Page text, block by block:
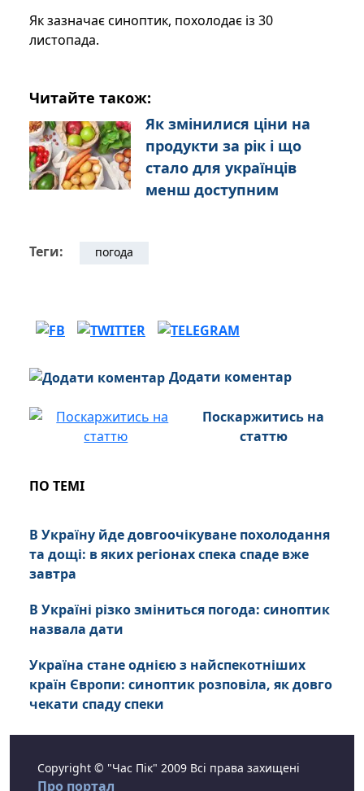
Як зазначає синоптик, похолодає із 30
листопада.
Читайте також:
Як змінилися ціни на
продукти за рік і що
стало для українців
менш доступним
Теги: погода
Додати коментар
Поскаржитись на
статтю
ПО ТЕМІ
В Україну йде довгоочікуване похолодання
та дощі: в яких регіонах спека спаде вже
завтра
В Україні різко зміниться погода: синоптик
назвала дати
Україна стане однією з найспекотніших
країн Європи: синоптик розповіла, як довго
чекати спаду спеки
Copyright © "Час Пік" 2009 Всі права захищені
Про портал